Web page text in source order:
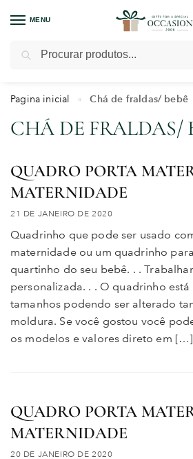
MENU
Pagina inicial » Chá de fraldas/ bebê
CHÁ DE FRALDAS/
QUADRO PORTA
MATERNIDADE
21 DE JANEIRO DE 2020
Quadrinho que pode ser usado
maternidade ou um quadrinho
quartinho do seu bebê. . .
personalizada. . . O quadrinho
tamanhos podendo ser alterado
moldura. Se você gostou você
os modelos e valores direto em […]
QUADRO PORTA
MATERNIDADE
20 DE JANEIRO DE 2020